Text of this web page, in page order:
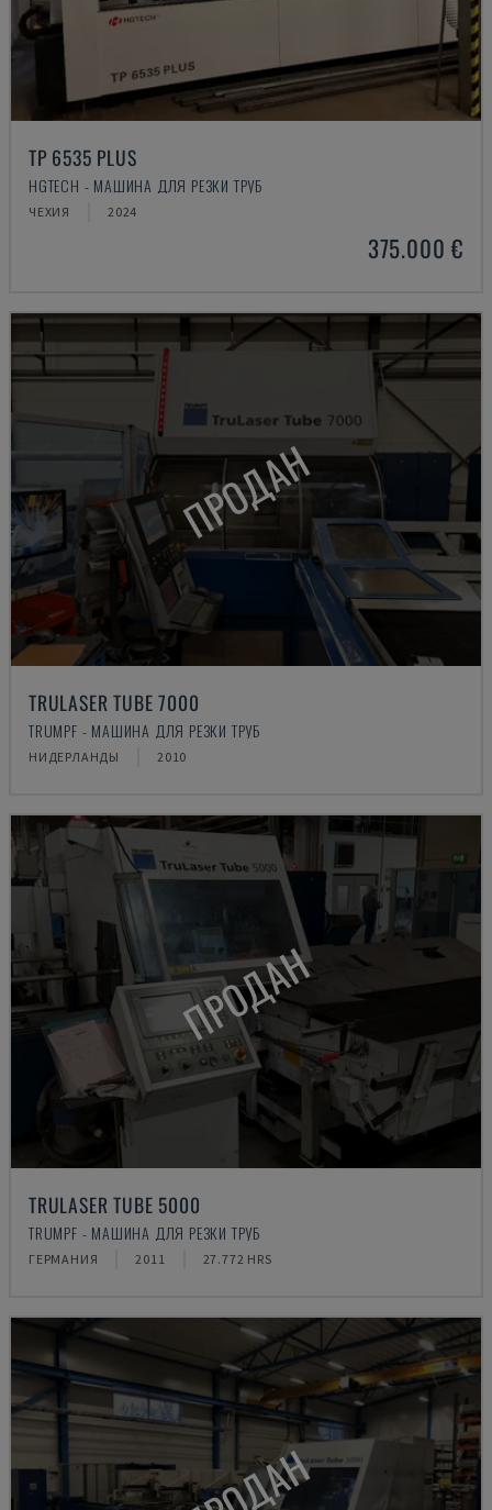
TP 6535 PLUS
HGTECH - МАШИНА ДЛЯ РЕЗКИ ТРУБ
ЧЕХИЯ 2024
375.000 €
ПРОДАН
TRULASER TUBE 7000
TRUMPF - МАШИНА ДЛЯ РЕЗКИ ТРУБ
НИДЕРЛАНДЫ 2010
ПРОДАН
TRULASER TUBE 5000
TRUMPF - МАШИНА ДЛЯ РЕЗКИ ТРУБ
ГЕРМАНИЯ 2011 27.772 HRS